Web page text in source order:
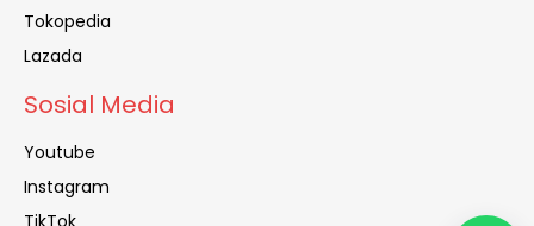
Tokopedia
Lazada
Sosial Media
Youtube
Instagram
TikTok